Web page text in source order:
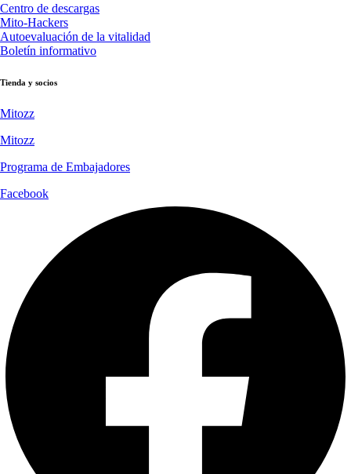
Centro de descargas
Mito-Hackers
Autoevaluación de la vitalidad
Boletín informativo
Tienda y socios
Mitozz
Mitozz
Programa de Embajadores
Facebook